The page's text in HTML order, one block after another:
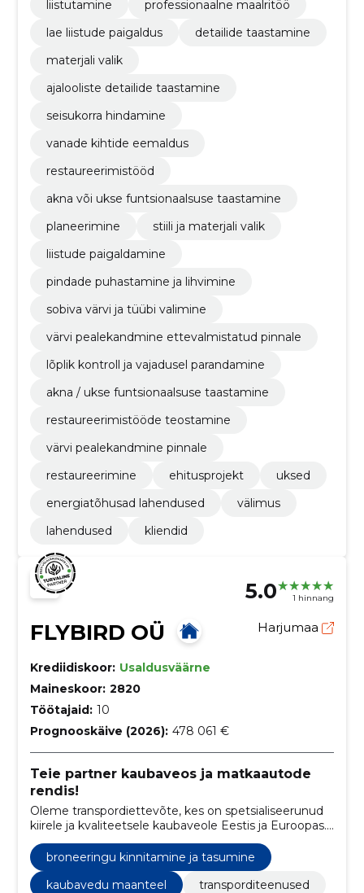
liistutamine
professionaalne maalritöö
lae liistude paigaldus
detailide taastamine
materjali valik
ajalooliste detailide taastamine
seisukorra hindamine
vanade kihtide eemaldus
restaureerimistööd
akna või ukse funtsionaalsuse taastamine
planeerimine
stiili ja materjali valik
liistude paigaldamine
pindade puhastamine ja lihvimine
sobiva värvi ja tüübi valimine
värvi pealekandmine ettevalmistatud pinnale
lõplik kontroll ja vajadusel parandamine
akna / ukse funtsionaalsuse taastamine
restaureerimistööde teostamine
värvi pealekandmine pinnale
restaureerimine
ehitusprojekt
uksed
energiatõhusad lahendused
välimus
lahendused
kliendid
5.0 1 hinnang
FLYBIRD OÜ Harjumaa
Krediidiskoor: Usaldusväärne
Maineskoor: 2820
Töötajaid: 10
Prognooskäive (2026): 478 061 €
Teie partner kaubaveos ja matkaautode
rendis!
Oleme transpordiettevõte, kes on spetsialiseerunud
kiirele ja kvaliteetsele kaubaveole Eestis ja Euroopas.
Lisaks sellele pakume ka mugavat matkaautode
renditeenust.
broneeringu kinnitamine ja tasumine
kaubavedu maanteel
transporditeenused